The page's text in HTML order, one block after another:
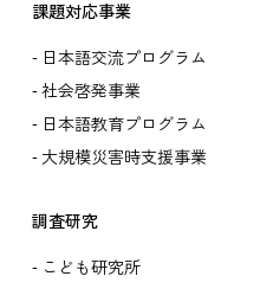
課題対応事業
日本語交流プログラム
社会啓発事業
日本語教育プログラム
大規模災害時支援事業
調査研究
こども研究所